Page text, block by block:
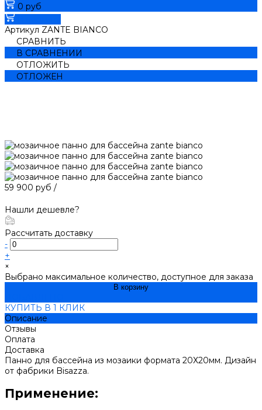
0 руб
Артикул ZANTE BIANCO
СРАВНИТЬ
В СРАВНЕНИИ
ОТЛОЖИТЬ
ОТЛОЖЕН
59 900 руб /
Нашли дешевле?
Рассчитать доставку
-
+
×
Выбрано максимальное количество, доступное для заказа
В корзину
КУПИТЬ В 1 КЛИК
Описание
Отзывы
Оплата
Доставка
Панно для бассейна из мозаики формата 20Х20мм. Дизайн
от фабрики Bisazza.
Применение: